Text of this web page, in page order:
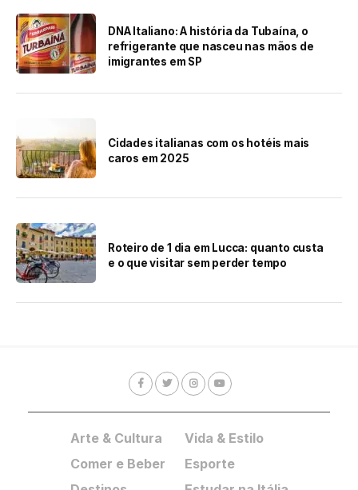
DNA Italiano: A história da Tubaína, o
refrigerante que nasceu nas mãos de
imigrantes em SP
Cidades italianas com os hotéis mais
caros em 2025
Roteiro de 1 dia em Lucca: quanto custa
e o que visitar sem perder tempo
Arte & Cultura
Comer e Beber
Vida & Estilo
Esporte